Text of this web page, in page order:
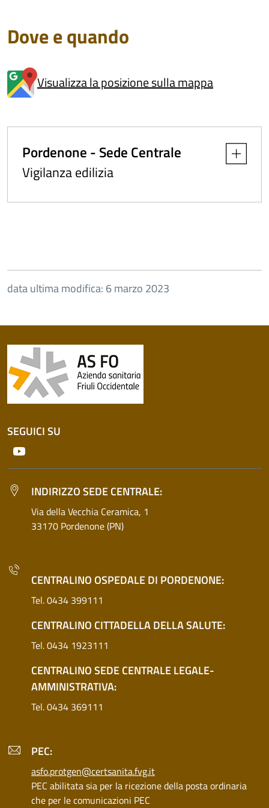
Dove e quando
Visualizza la posizione sulla mappa
Pordenone - Sede Centrale
Vigilanza edilizia
Apri
data ultima modifica: 6 marzo 2023
SEGUICI SU
INDIRIZZO SEDE CENTRALE:
Via della Vecchia Ceramica, 1
33170 Pordenone (PN)
CENTRALINO OSPEDALE DI PORDENONE:
Tel. 0434 399111
CENTRALINO CITTADELLA DELLA SALUTE:
Tel. 0434 1923111
CENTRALINO SEDE CENTRALE LEGALE-
AMMINISTRATIVA:
Tel. 0434 369111
PEC:
asfo.protgen@certsanita.fvg.it
PEC abilitata sia per la ricezione della posta ordinaria
che per le comunicazioni PEC